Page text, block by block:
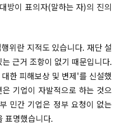
방이 표의자(말하는 자)의 진의
위란 지적도 있습니다. 재단 설
근거 조항이 없기 때문입니다.
한 피해보상 및 변제'를 신설했
기업이 자발적으로 하는 것으
민간 기업은 정부 요청이 없는
표명했습니다.